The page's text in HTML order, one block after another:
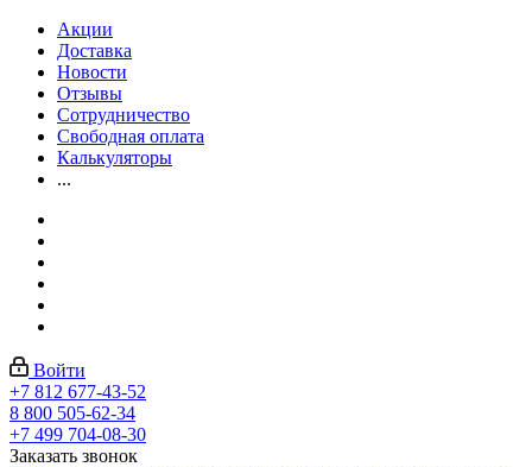
Акции
Доставка
Новости
Отзывы
Сотрудничество
Свободная оплата
Калькуляторы
...
Войти
+7 812 677-43-52
8 800 505-62-34
+7 499 704-08-30
Заказать звонок